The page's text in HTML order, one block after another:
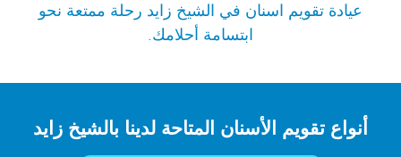
عيادة تقويم اسنان في الشيخ زايد رحلة ممتعة نحو
ابتسامة أحلامك.
أنواع تقويم الأسنان المتاحة لدينا بالشيخ زايد